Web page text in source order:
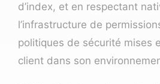
d’index, et en respectant
l’infrastructure de
politiques de sécurité mises
client dans son